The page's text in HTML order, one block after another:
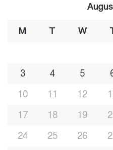
M T W
3
4 5
10
11 12
17
18 19
24
25 26